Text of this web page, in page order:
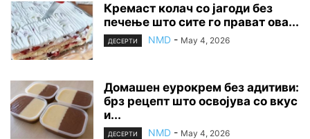
Кремаст колач со јагоди без
печење што сите го прават ова...
ДЕСЕРТИ NMD - May 4, 2026
Домашен еурокрем без адитиви:
брз рецепт што освојува со вкус
и...
ДЕСЕРТИ NMD - May 4, 2026